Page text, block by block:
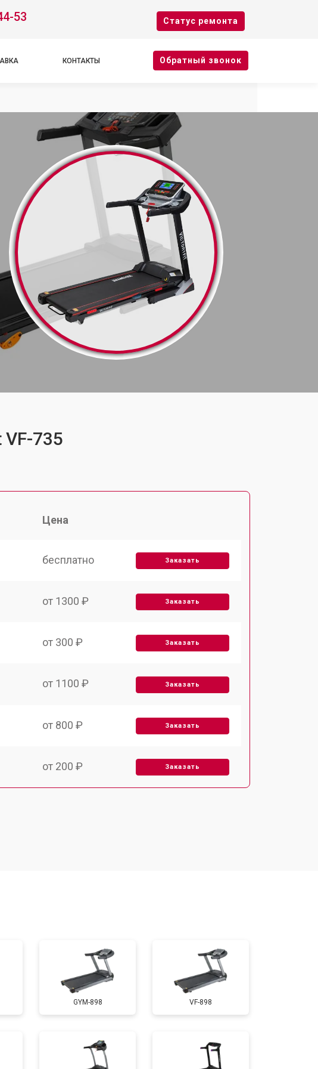
53 Cтатус ремонта
КОНТАКТЫ Oбратный звонок
735
Цена
бесплатно Заказать
от 1300 ₽ Заказать
от 300 ₽ Заказать
от 1100 ₽ Заказать
от 800 ₽ Заказать
от 200 ₽ Заказать
от 1000 ₽ Заказать
от 1500 ₽ Заказать
GYM-898 VF-898